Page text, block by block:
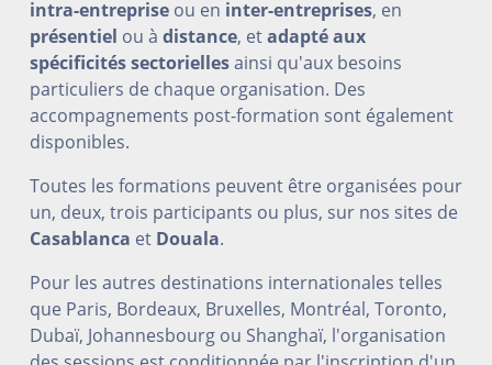
intra-entreprise ou en inter-entreprises, en
présentiel ou à distance, etadapté aux
spécificités sectoriellesainsi qu'aux besoins
particuliers de chaque organisation. Des
accompagnements post-formation sont également
disponibles.
Toutes les formations peuvent être organisées pour
un, deux, trois participants ou plus, sur nos sites de
Casablanca et Douala.
Pour les autres destinations internationales telles
que Paris, Bordeaux, Bruxelles, Montréal, Toronto,
Dubaï, Johannesbourg ou Shanghaï, l'organisation